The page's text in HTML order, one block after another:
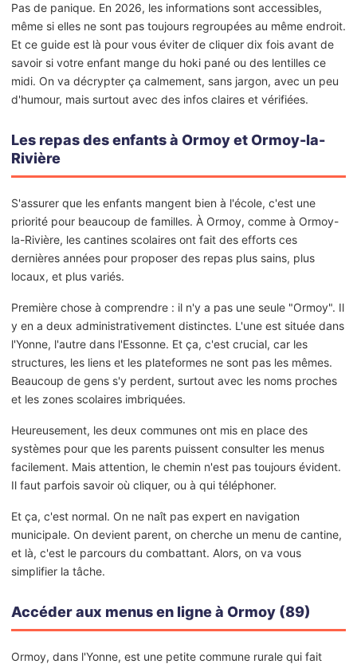
Pas de panique. En 2026, les informations sont accessibles,
même si elles ne sont pas toujours regroupées au même endroit.
Et ce guide est là pour vous éviter de cliquer dix fois avant de
savoir si votre enfant mange du hoki pané ou des lentilles ce
midi. On va décrypter ça calmement, sans jargon, avec un peu
d'humour, mais surtout avec des infos claires et vérifiées.
Les repas des enfants à Ormoy et Ormoy-la-
Rivière
S'assurer que les enfants mangent bien à l'école, c'est une
priorité pour beaucoup de familles. À Ormoy, comme à Ormoy-
la-Rivière, les cantines scolaires ont fait des efforts ces
dernières années pour proposer des repas plus sains, plus
locaux, et plus variés.
Première chose à comprendre : il n'y a pas une seule "Ormoy". Il
y en a deux administrativement distinctes. L'une est située dans
l'Yonne, l'autre dans l'Essonne. Et ça, c'est crucial, car les
structures, les liens et les plateformes ne sont pas les mêmes.
Beaucoup de gens s'y perdent, surtout avec les noms proches
et les zones scolaires imbriquées.
Heureusement, les deux communes ont mis en place des
systèmes pour que les parents puissent consulter les menus
facilement. Mais attention, le chemin n'est pas toujours évident.
Il faut parfois savoir où cliquer, ou à qui téléphoner.
Et ça, c'est normal. On ne naît pas expert en navigation
municipale. On devient parent, on cherche un menu de cantine,
et là, c'est le parcours du combattant. Alors, on va vous
simplifier la tâche.
Accéder aux menus en ligne à Ormoy (89)
Ormoy, dans l'Yonne, est une petite commune rurale qui fait